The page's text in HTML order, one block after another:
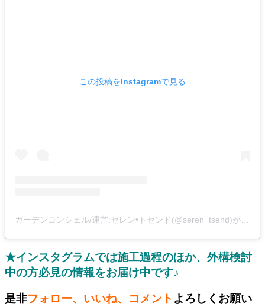
この投稿をInstagramで見る
★インスタグラムでは施工過程のほか、外構検討
中の方必見の情報をお届け中です♪
是非フォロー、いいね、コメント よろしくお願い